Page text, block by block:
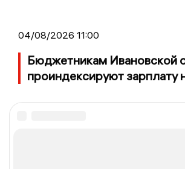
04/08/2026 11:00
Бюджетникам Ивановской
проиндексируют зарплату